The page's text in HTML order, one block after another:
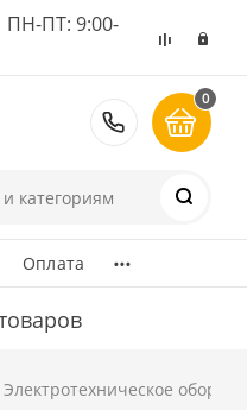
ПТ: 9:00-
8 (495)
0
Оплата ...
Электротехническое